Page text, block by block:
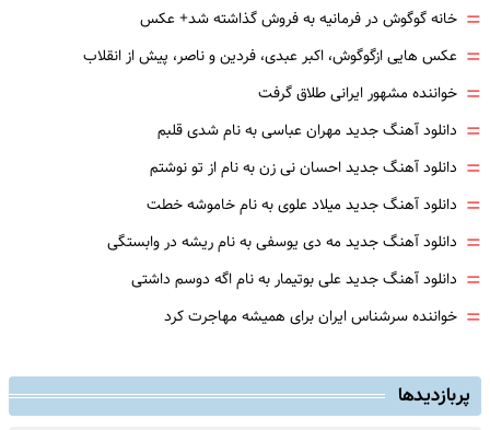
= خانه گوگوش در فرمانیه به فروش گذاشته شد+ عکس
= عکس هایی ازگوگوش، اکبر عبدی، فردین و ناصر، پیش از انقلاب
= خواننده مشهور ایرانی طلاق گرفت
= دانلود آهنگ جدید مهران عباسی به نام شدی قلبم
= دانلود آهنگ جدید احسان نی زن به نام از تو نوشتم
= دانلود آهنگ جدید میلاد علوی به نام خاموشه خطت
= دانلود آهنگ جدید مه دی یوسفی به نام ریشه در وابستگی
= دانلود آهنگ جدید علی بوتیمار به نام اگه دوسم داشتی
= خواننده سرشناس ایران برای همیشه مهاجرت کرد
پربازدیدها